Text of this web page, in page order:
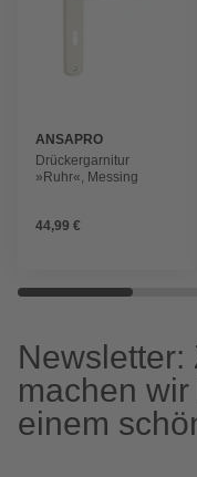
ANSAPRO
Drückergarnitur
»Ruhr«, Messing
44,99 €
Newsletter:
machen
einem